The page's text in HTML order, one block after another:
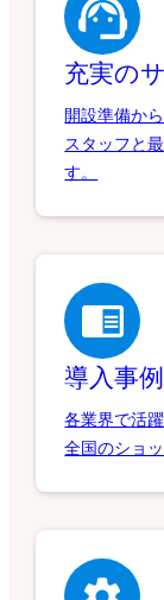
充実の
開設準備か
スタッフと
す。
導入事例
各業界で活
全国のショ